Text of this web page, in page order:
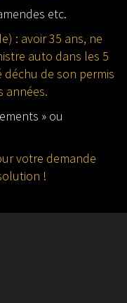
etc.
: avoir 35 ans, ne
auto dans les 5
déchu de son permis
années.
» ou
votre demande
!